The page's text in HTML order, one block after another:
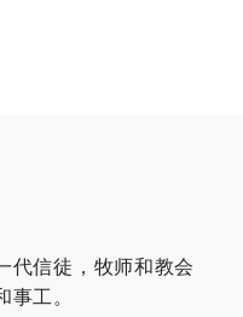
代信徒，牧师和教会
工。